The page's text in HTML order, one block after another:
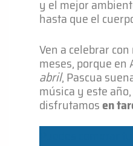
y el mejor
hasta que el
Ven a celebrar
meses, porque en
abril, Pascua
música y este
disfrutamosen